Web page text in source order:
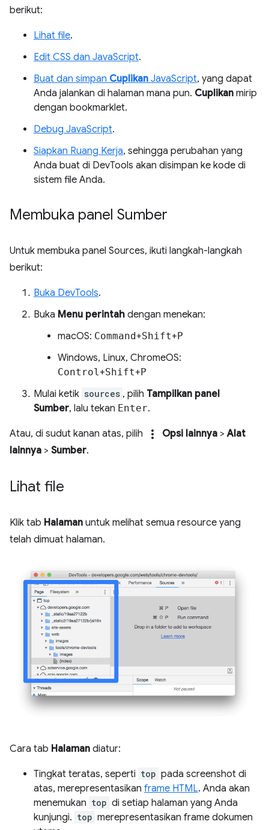
berikut:
Lihat file.
Edit CSS dan JavaScript.
Buat dan simpan Cuplikan JavaScript, yang dapat
Anda jalankan di halaman mana pun. Cuplikan mirip
dengan bookmarklet.
Debug JavaScript.
Siapkan Ruang Kerja, sehingga perubahan yang
Anda buat di DevTools akan disimpan ke kode di
sistem file Anda.
Membuka panel Sumber
Untuk membuka panel Sources, ikuti langkah-langkah
berikut:
Buka DevTools.
Buka Menu perintah dengan menekan:
macOS: Command+Shift+P
Windows, Linux, ChromeOS:
Control+Shift+P
Mulai ketik sources , pilih Tampilkan panel
Sumber, lalu tekan Enter.
Atau, di sudut kanan atas, pilih more_vert Opsi lainnya >Alat
lainnya > Sumber.
Lihat file
Klik tab Halaman untuk melihat semua resource yang
telah dimuat halaman.
Cara tab Halaman diatur:
Tingkat teratas, seperti top pada screenshot di
atas, merepresentasikan frame HTML. Anda akan
menemukan top di setiap halaman yang Anda
kunjungi. top merepresentasikan frame dokumen